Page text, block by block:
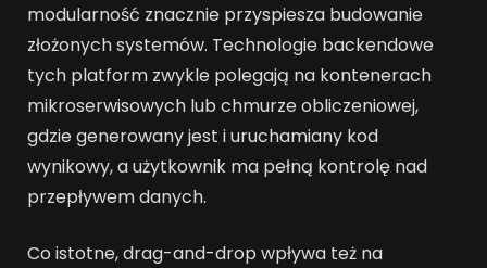
modularność znacznie przyspiesza budowanie
złożonych systemów. Technologie backendowe
tych platform zwykle polegają na kontenerach
mikroserwisowych lub chmurze obliczeniowej,
gdzie generowany jest i uruchamiany kod
wynikowy, a użytkownik ma pełną kontrolę nad
przepływem danych.
Co istotne, drag-and-drop wpływa też na